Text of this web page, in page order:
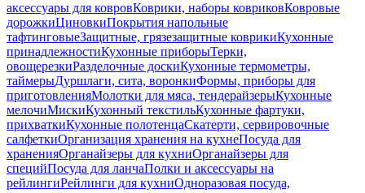
аксессуары для ковровКоврики, наборы ковриковКовровые
дорожкиЦиновкиПокрытия напольные
тафтинговыеЗащитные, грязезащитные коврикиКухонные
принадлежностиКухонные приборыТерки,
овощерезкиРазделочные доскиКухонные термометры,
таймерыДуршлаги, сита, воронкиФормы, приборы для
приготовленияМолотки для мяса, тендерайзерыКухонные
мелочиМискиКухонный текстильКухонные фартуки,
прихваткиКухонные полотенцаСкатерти, сервировочные
салфеткиОрганизация хранения на кухнеПосуда для
храненияОрганайзеры для кухниОрганайзеры для
специйПосуда для ланчаПолки и аксессуары на
рейлингиРейлинги для кухниОдноразовая посуда,